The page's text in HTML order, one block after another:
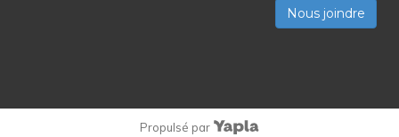
Nous joindre
Propulsé par